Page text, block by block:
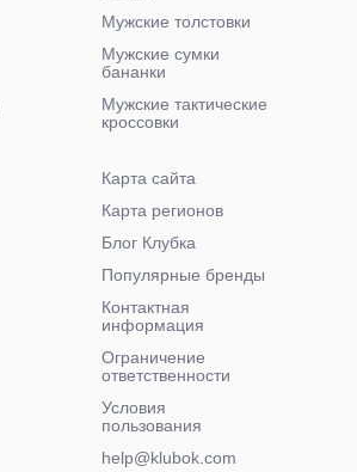
Мужские толстовки
Мужские сумки
бананки
Мужские тактические
кроссовки
Карта сайта
Карта регионов
Блог Клубка
Популярные бренды
Контактная
информация
Ограничение
ответственности
Условия
пользования
help@klubok.com